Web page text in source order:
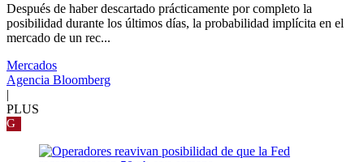
Después de haber descartado prácticamente por completo la
posibilidad durante los últimos días, la probabilidad implícita en el
mercado de un rec...
Mercados
Agencia Bloomberg
|
PLUS
G